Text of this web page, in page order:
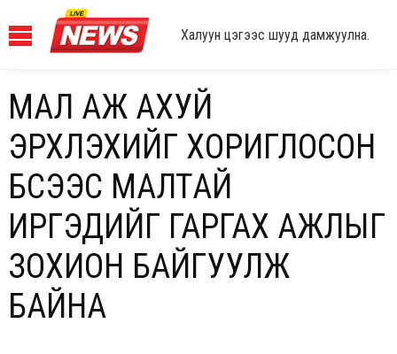
Халуун цэгээс шууд дамжуулна.
МАЛ АЖ АХУЙ
ЭРХЛЭХИЙГ ХОРИГЛОСОН
БҮСЭЭС МАЛТАЙ
ИРГЭДИЙГ ГАРГАХ АЖЛЫГ
ЗОХИОН БАЙГУУЛЖ
БАЙНА